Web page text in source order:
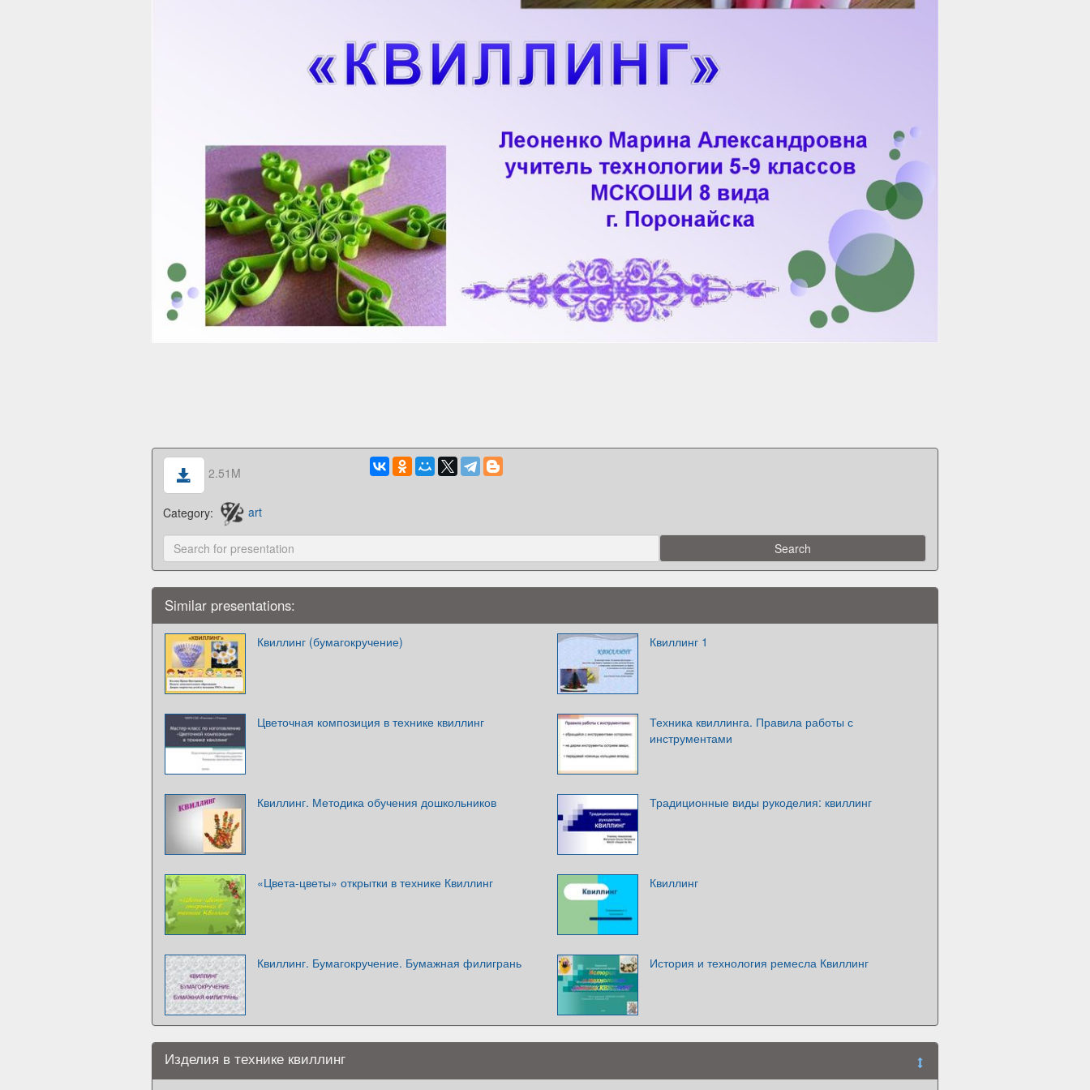
2.51M
Category: art
Similar presentations:
Квиллинг (бумагокручение) Квиллинг 1
Цветочная композиция в технике квиллинг
Техника квиллинга. Правила работы с
инструментами
Квиллинг. Методика обучения дошкольников Традиционные виды рукоделия: квиллинг
«Цвета-цветы» открытки в технике Квиллинг Квиллинг
Квиллинг. Бумагокручение. Бумажная филигрань История и технология ремесла Квиллинг
Изделия в технике квиллинг